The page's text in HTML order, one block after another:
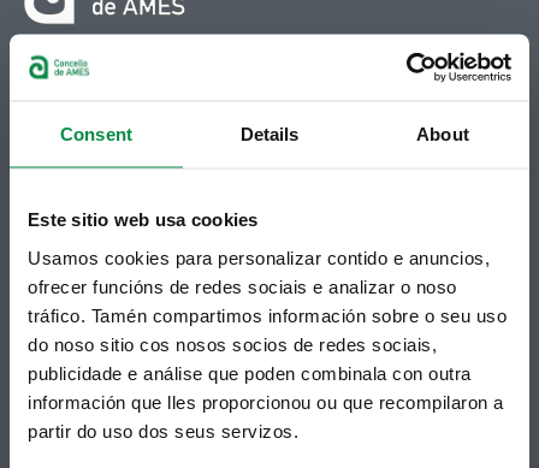
Consent Details About
Este sitio web usa cookies
Usamos cookies para personalizar contido e anuncios,
ofrecer funcións de redes sociais e analizar o noso
tráfico. Tamén compartimos información sobre o seu uso
do noso sitio cos nosos socios de redes sociais,
publicidade e análise que poden combinala con outra
información que lles proporcionou ou que recompilaron a
partir do uso dos seus servizos.
© Concello de Ames
Telf 981 883 002 | Fax 981 883 925
Subscrición boletíns
Podes recibir a información publicada na web
municipal no teu correo electrónico mediante
unha subscrición ao boletín de novidades.
Ligazón.